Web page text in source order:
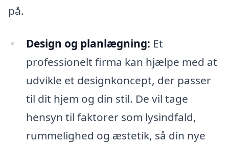
på.
Design og planlægning: Et
professionelt firma kan hjælpe med at
udvikle et designkoncept, der passer
til dit hjem og din stil. De vil tage
hensyn til faktorer som lysindfald,
rummelighed og æstetik, så din nye